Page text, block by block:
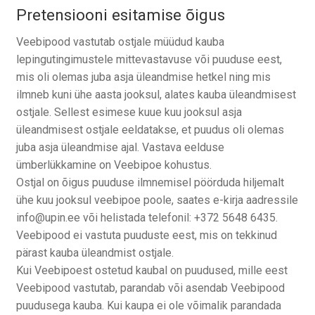
Pretensiooni esitamise õigus
Veebipood vastutab ostjale müüdud kauba
lepingutingimustele mittevastavuse või puuduse eest,
mis oli olemas juba asja üleandmise hetkel ning mis
ilmneb kuni ühe aasta jooksul, alates kauba üleandmisest
ostjale. Sellest esimese kuue kuu jooksul asja
üleandmisest ostjale eeldatakse, et puudus oli olemas
juba asja üleandmise ajal. Vastava eelduse
ümberlükkamine on Veebipoe kohustus.
Ostjal on õigus puuduse ilmnemisel pöörduda hiljemalt
ühe kuu jooksul veebipoe poole, saates e-kirja aadressile
info@upin.ee või helistada telefonil: +372 5648 6435.
Veebipood ei vastuta puuduste eest, mis on tekkinud
pärast kauba üleandmist ostjale.
Kui Veebipoest ostetud kaubal on puudused, mille eest
Veebipood vastutab, parandab või asendab Veebipood
puudusega kauba. Kui kaupa ei ole võimalik parandada